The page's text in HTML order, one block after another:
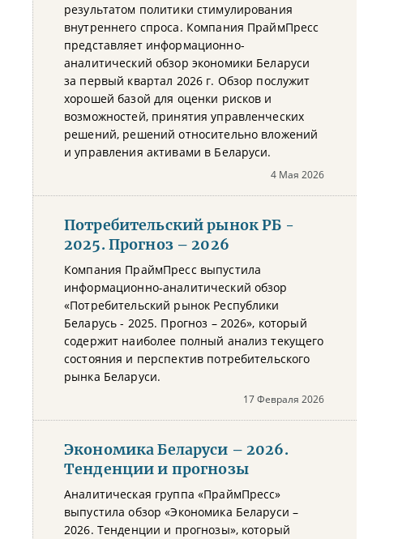
результатом политики стимулирования
внутреннего спроса. Компания ПраймПресс
представляет информационно-
аналитический обзор экономики Беларуси
за первый квартал 2026 г. Обзор послужит
хорошей базой для оценки рисков и
возможностей, принятия управленческих
решений, решений относительно вложений
и управления активами в Беларуси.
4 Мая 2026
Потребительский рынок РБ -
2025. Прогноз – 2026
Компания ПраймПресс выпустила
информационно-аналитический обзор
«Потребительский рынок Республики
Беларусь - 2025. Прогноз – 2026», который
содержит наиболее полный анализ текущего
состояния и перспектив потребительского
рынка Беларуси.
17 Февраля 2026
Экономика Беларуси – 2026.
Тенденции и прогнозы
Аналитическая группа «ПраймПресс»
выпустила обзор «Экономика Беларуси –
2026. Тенденции и прогнозы», который